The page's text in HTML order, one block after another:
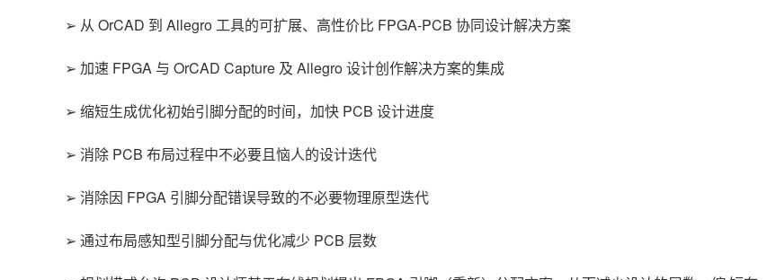
➢ 从 OrCAD 到 Allegro 工具的可扩展、高性价比 FPGA-PCB 协同设计解决方案
➢ 加速 FPGA 与 OrCAD Capture 及 Allegro 设计创作解决方案的集成
➢ 缩短生成优化初始引脚分配的时间，加快 PCB 设计进度
➢ 消除 PCB 布局过程中不必要且恼人的设计迭代
➢ 消除因 FPGA 引脚分配错误导致的不必要物理原型迭代
➢ 通过布局感知型引脚分配与优化减少 PCB 层数